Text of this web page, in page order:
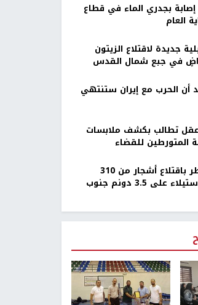
ألف إصابة بجدري الماء في قطاع
العام
جديدة لاقتلاع الزيتون
في جبع شمال القدس
أن الحرب مع إيران ستنتهي
عقل تطالب بكشف ملابسات
المتورطين للقضاء
الاحتلال يخطر باقتلاع أشجار من 310
دونمات والاستيلاء على 3.5 دونم جنوب